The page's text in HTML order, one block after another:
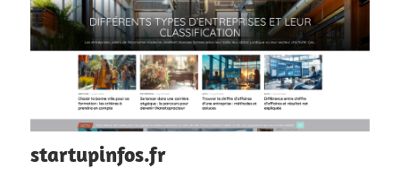
startupinfos.fr